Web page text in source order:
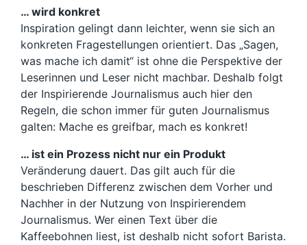
… wird konkret
Inspiration gelingt dann leichter, wenn sie sich an
konkreten Fragestellungen orientiert. Das „Sagen,
was mache ich damit“ ist ohne die Perspektive der
Leserinnen und Leser nicht machbar. Deshalb folgt
der Inspirierende Journalismus auch hier den
Regeln, die schon immer für guten Journalismus
galten: Mache es greifbar, mach es konkret!
… ist ein Prozess nicht nur ein Produkt
Veränderung dauert. Das gilt auch für die
beschrieben Differenz zwischen dem Vorher und
Nachher in der Nutzung von Inspirierendem
Journalismus. Wer einen Text über die
Kaffeebohnen liest, ist deshalb nicht sofort Barista.